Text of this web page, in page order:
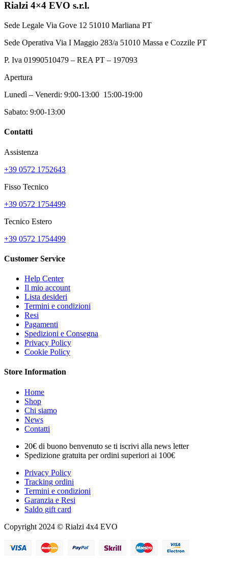
Rialzi 4×4 EVO s.r.l.
Sede Legale Via Gove 12 51010 Marliana PT
Sede Operativa Via I Maggio 283/a 51010 Massa e Cozzile PT
P. Iva 01990510479 – REA PT – 197093
Apertura
Lunedì – Venerdi: 9:00-13:00 15:00-19:00
Sabato: 9:00-13:00
Contatti
Assistenza
+39 0572 1752643
Fisso Tecnico
+39 0572 1754499
Tecnico Estero
+39 0572 1754499
Customer Service
Help Center
Il mio account
Lista desideri
Termini e condizioni
Resi
Pagamenti
Spedizioni e Consegna
Privacy Policy
Cookie Policy
Store Information
Home
Shop
Chi siamo
News
Contatti
20€ di buono benvenuto se ti iscrivi alla news letter
Spedizione gratuita per ordini superiori ai 100€
Privacy Policy
Tracking ordini
Termini e condizioni
Garanzia e Resi
Saldo gift card
Copyright 2024 © Rialzi 4x4 EVO